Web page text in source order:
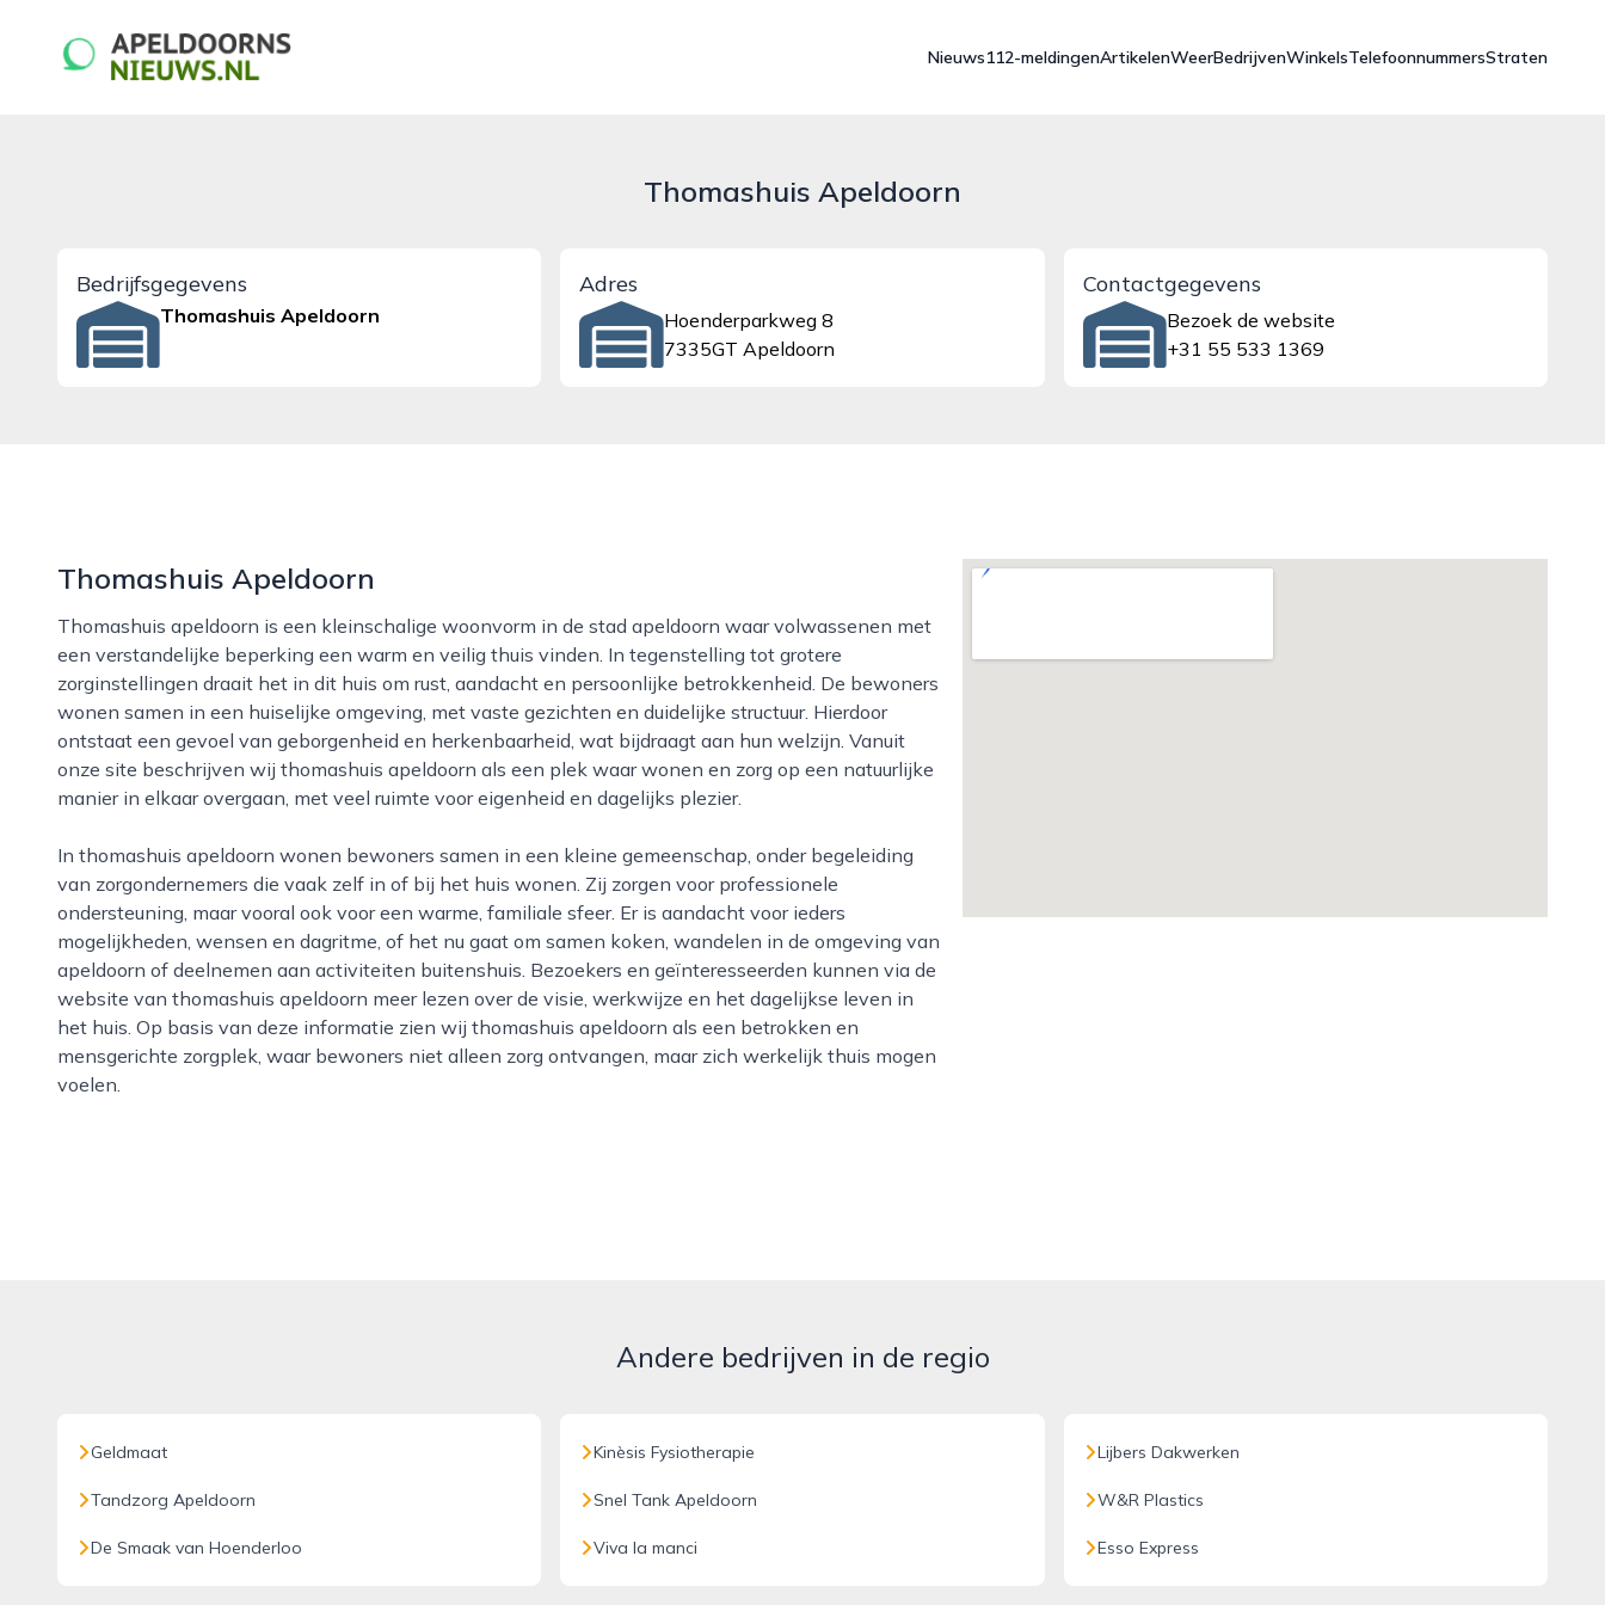
apeldoornsnieuws.nl
Nieuws112-meldingenArtikelenWeerBedrijvenWinkelsTelefoonnummersStraten
Thomashuis Apeldoorn
Bedrijfsgegevens
Thomashuis Apeldoorn
Adres
Hoenderparkweg 8
7335GT Apeldoorn
Contactgegevens
Bezoek de website
+31 55 533 1369
Thomashuis Apeldoorn
Thomashuis apeldoorn is een kleinschalige woonvorm in de stad apeldoorn waar volwassenen met
een verstandelijke beperking een warm en veilig thuis vinden. In tegenstelling tot grotere
zorginstellingen draait het in dit huis om rust, aandacht en persoonlijke betrokkenheid. De bewoners
wonen samen in een huiselijke omgeving, met vaste gezichten en duidelijke structuur. Hierdoor
ontstaat een gevoel van geborgenheid en herkenbaarheid, wat bijdraagt aan hun welzijn. Vanuit
onze site beschrijven wij thomashuis apeldoorn als een plek waar wonen en zorg op een natuurlijke
manier in elkaar overgaan, met veel ruimte voor eigenheid en dagelijks plezier.
In thomashuis apeldoorn wonen bewoners samen in een kleine gemeenschap, onder begeleiding
van zorgondernemers die vaak zelf in of bij het huis wonen. Zij zorgen voor professionele
ondersteuning, maar vooral ook voor een warme, familiale sfeer. Er is aandacht voor ieders
mogelijkheden, wensen en dagritme, of het nu gaat om samen koken, wandelen in de omgeving van
apeldoorn of deelnemen aan activiteiten buitenshuis. Bezoekers en geïnteresseerden kunnen via de
website van thomashuis apeldoorn meer lezen over de visie, werkwijze en het dagelijkse leven in
het huis. Op basis van deze informatie zien wij thomashuis apeldoorn als een betrokken en
mensgerichte zorgplek, waar bewoners niet alleen zorg ontvangen, maar zich werkelijk thuis mogen
voelen.
Andere bedrijven in de regio
Geldmaat
Tandzorg Apeldoorn
De Smaak van Hoenderloo
Kinèsis Fysiotherapie
Snel Tank Apeldoorn
Viva la manci
Lijbers Dakwerken
W&R Plastics
Esso Express